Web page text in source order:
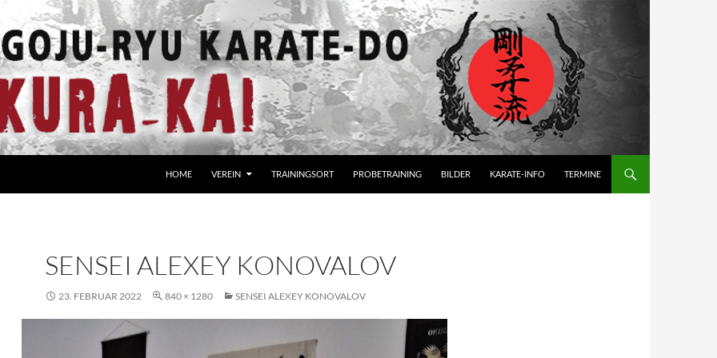
HOME VEREIN TRAININGSORT PROBETRAINING BILDER KARATE-INFO TERMINE
SENSEI ALEXEY KONOVALOV
23. FEBRUAR 2022 840 × 1280 SENSEI ALEXEY KONOVALOV